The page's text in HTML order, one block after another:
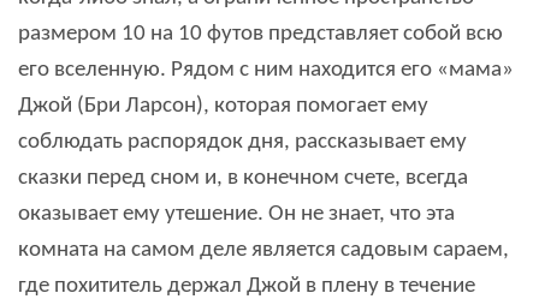
размером 10 на 10 футов представляет собой всю
его вселенную. Рядом с ним находится его «мама»
Джой (Бри Ларсон), которая помогает ему
соблюдать распорядок дня, рассказывает ему
сказки перед сном и, в конечном счете, всегда
оказывает ему утешение. Он не знает, что эта
комната на самом деле является садовым сараем,
где похититель держал Джой в плену в течение